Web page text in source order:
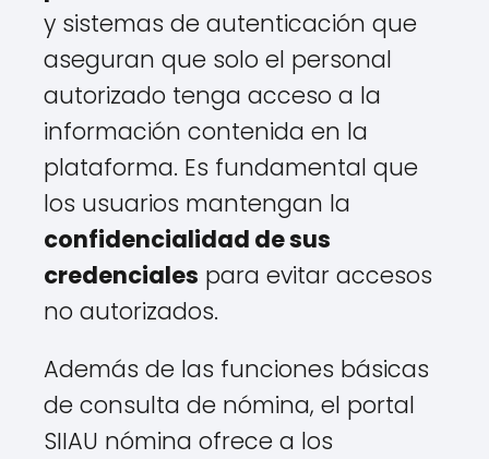
y sistemas de autenticación que
aseguran que solo el personal
autorizado tenga acceso a la
información contenida en la
plataforma. Es fundamental que
los usuarios mantengan la
confidencialidad de sus
credenciales para evitar accesos
no autorizados.
Además de las funciones básicas
de consulta de nómina, el portal
SIIAU nómina ofrece a los